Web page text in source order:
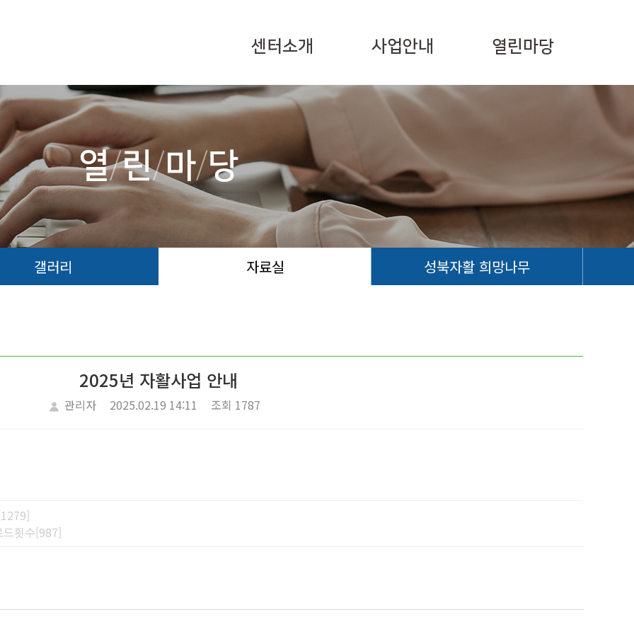
센터소개 사업안내 열린마당
열/린/마/당
갤러리 자료실 성북자활 희망나무
2025년 자활사업 안내
관리자 2025.02.19 14:11 조회 1787
드횟수[987]